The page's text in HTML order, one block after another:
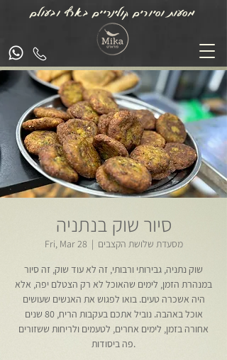
מסעות וסיורים קולינריים בארץ ובעולם
סיור שוק בנתניה
Fri, Mar 28
  |
מסעדת שלושת הקצבים
שוק נתניה, גבירותי ורבותי, זה לא עוד שוק, זה סיור
במנהרת הזמן, לימים שהאוכל לא רק הצטלם יפה, אלא
היה אשכרה טעים. בואו לפגוש את האנשים שעושים
אוכל באהבה. נוביל אתכם בעקבות הריח, 80 שנים
אחורה בזמן, לימים אחרים, לטעמים ולריחות ששזורים